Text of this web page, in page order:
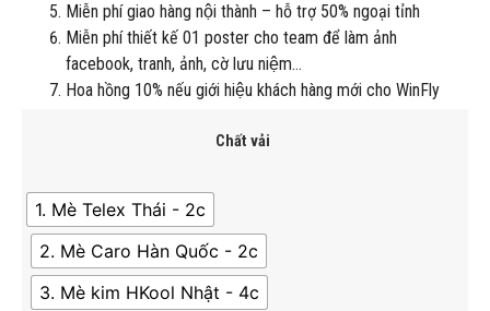
Miễn phí giao hàng nội thành – hỗ trợ 50% ngoại tỉnh
Miễn phí thiết kế 01 poster cho team để làm ảnh
facebook, tranh, ảnh, cờ lưu niệm…
Hoa hồng 10% nếu giới hiệu khách hàng mới cho WinFly
Chất vải
1. Mè Telex Thái - 2c
2. Mè Caro Hàn Quốc - 2c
3. Mè kim HKool Nhật - 4c